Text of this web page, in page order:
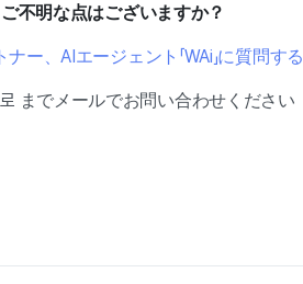
不明な点はございますか？
ー、AIエージェント「WAi」に質問する
までメールでお問い合わせください